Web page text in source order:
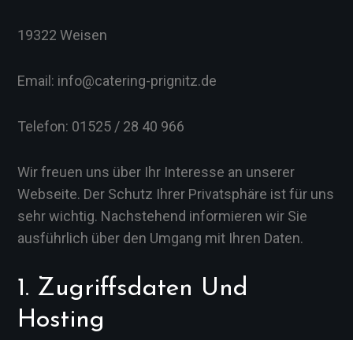
19322 Weisen
Email: info@catering-prignitz.de
Telefon: 01525 / 28 40 966
Wir freuen uns über Ihr Interesse an unserer
Webseite. Der Schutz Ihrer Privatsphäre ist für uns
sehr wichtig. Nachstehend informieren wir Sie
ausführlich über den Umgang mit Ihren Daten.
1. Zugriffsdaten Und
Hosting